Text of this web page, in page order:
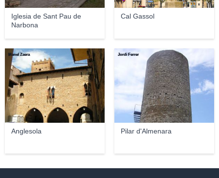
Iglesia de Sant Pau de
Narbona
Cal Gassol
Anglesola
Manel Zaera
Pilar d'Almenara
Jordi Ferrer